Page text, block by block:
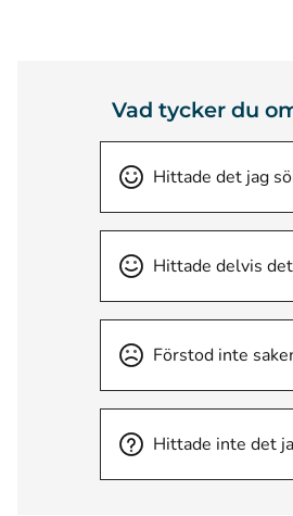
Vad tycker du
Hittade det jag
Hittade delvis
Förstod inte
Hittade inte det